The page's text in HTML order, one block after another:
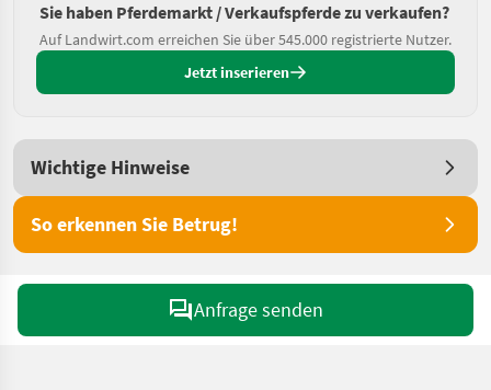
Sie haben Pferdemarkt / Verkaufspferde zu verkaufen?
Auf Landwirt.com erreichen Sie über 545.000 registrierte Nutzer.
Jetzt inserieren
Wichtige Hinweise
So erkennen Sie Betrug!
Anfrage senden